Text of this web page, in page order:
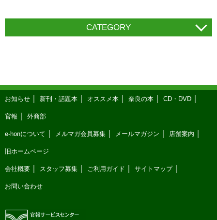
CATEGORY
お知らせ 新刊・話題本 オススメ本 奈良の本 CD・DVD
官報 外商部
e-honについて メルマガ会員募集 メールマガジン 店舗案内
旧ホームページ
会社概要 スタッフ募集 ご利用ガイド サイトマップ
お問い合わせ